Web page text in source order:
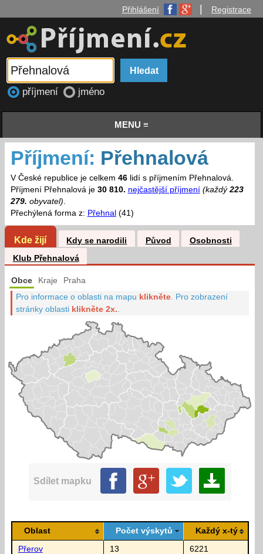
Přihlášení Registrace
příjmení jméno
MENU ≡
Příjmení: Přehnalová
V České republice je celkem 46lidí s příjmením Přehnalová.
Příjmení Přehnalová je 30 810. nejčastější příjmení (každý223
279. obyvatel).
Přechýlená forma z: Přehnal (41)
Kde žijí Kdy se narodili Původ
Osobnosti
Klub Přehnalová
Obce Kraje Praha
Pro informace o oblasti na mapu klikněte Pro zobrazení
stránky oblasti klikněte 2x.
Sdílet mapku
Oblast Počet výskytů Každý x-tý
Přerov 13 6221